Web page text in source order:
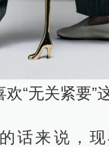
“无关紧要”
话来说，